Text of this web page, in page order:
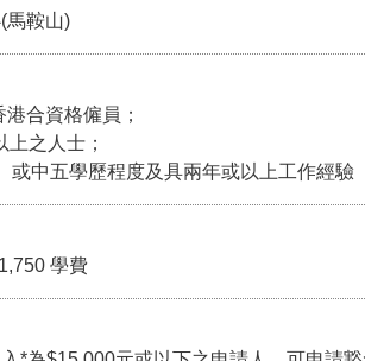
馬鞍山)
合資格僱員；
之人士；
或中五學歷程度及具兩年或以上工作經驗
學費